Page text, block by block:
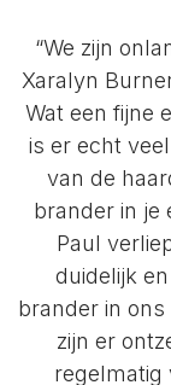
“We zijn
Xaralyn
Wat een fijne
is er echt
van de
brander in je
Paul
duidelijk
brander in
zijn er
regelmatig